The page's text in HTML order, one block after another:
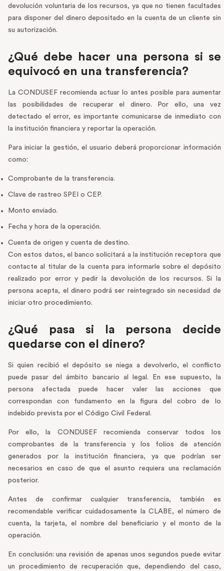
devolución voluntaria de los recursos, ya que no tienen facultades
para disponer del dinero depositado en la cuenta de un cliente sin
su autorización.
¿Qué debe hacer una persona si se
equivocó en una transferencia?
La CONDUSEF recomienda actuar lo antes posible para aumentar
las posibilidades de recuperar el dinero. Por ello, una vez
detectado el error, es importante comunicarse de inmediato con
la institución financiera y reportar la operación.
Para iniciar la gestión, el usuario deberá proporcionar información
como:
Comprobante de la transferencia.
Clave de rastreo SPEI o CEP.
Monto enviado.
Fecha y hora de la operación.
Cuenta de origen y cuenta de destino.
Con estos datos, el banco solicitará a la institución receptora que
contacte al titular de la cuenta para informarle sobre el depósito
realizado por error y pedir la devolución de los recursos. Si la
persona acepta, el dinero podrá ser reintegrado sin necesidad de
iniciar otro procedimiento.
¿Qué pasa si la persona decide
quedarse con el dinero?
Si quien recibió el depósito se niega a devolverlo, el conflicto
puede pasar del ámbito bancario al legal. En ese supuesto, la
persona afectada puede hacer valer las acciones que
correspondan con fundamento en la figura del cobro de lo
indebido prevista por el Código Civil Federal.
Por ello, la CONDUSEF recomienda conservar todos los
comprobantes de la transferencia y los folios de atención
generados por la institución financiera, ya que podrían ser
necesarios en caso de que el asunto requiera una reclamación
posterior.
Antes de confirmar cualquier transferencia, también es
recomendable verificar cuidadosamente la CLABE, el número de
cuenta, la tarjeta, el nombre del beneficiario y el monto de la
operación.
En conclusión: una revisión de apenas unos segundos puede evitar
un procedimiento de recuperación que, dependiendo del caso,